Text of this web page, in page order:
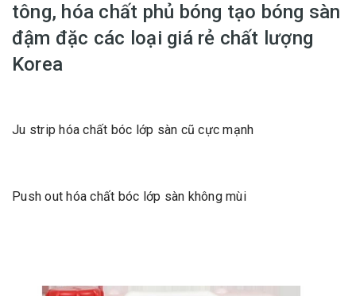
tông, hóa chất phủ bóng tạo bóng sàn
đậm đặc các loại giá rẻ chất lượng
Korea
Ju strip hóa chất bóc lớp sàn cũ cực mạnh
Push out hóa chất bóc lớp sàn không mùi